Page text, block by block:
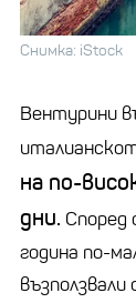
Снимка: iStock
Вентурини
на по-
дни.
година по-